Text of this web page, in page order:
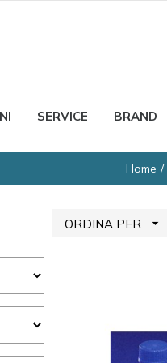
SERVICE BRAND
Home
ORDINA PER 